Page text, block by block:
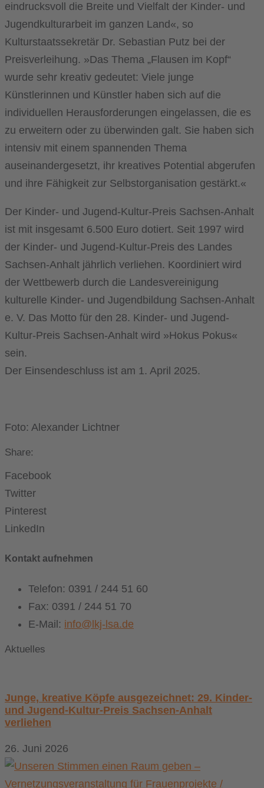
eindrucksvoll die Breite und Vielfalt der Kinder- und
Jugendkulturarbeit im ganzen Land«, so
Kulturstaatssekretär Dr. Sebastian Putz bei der
Preisverleihung. »Das Thema „Flausen im Kopf“
wurde sehr kreativ gedeutet: Viele junge
Künstlerinnen und Künstler haben sich auf die
individuellen Herausforderungen eingelassen, die es
zu erweitern oder zu überwinden galt. Sie haben sich
intensiv mit einem spannenden Thema
auseinandergesetzt, ihr kreatives Potential abgerufen
und ihre Fähigkeit zur Selbstorganisation gestärkt.«
Der Kinder- und Jugend-Kultur-Preis Sachsen-Anhalt
ist mit insgesamt 6.500 Euro dotiert. Seit 1997 wird
der Kinder- und Jugend-Kultur-Preis des Landes
Sachsen-Anhalt jährlich verliehen. Koordiniert wird
der Wettbewerb durch die Landesvereinigung
kulturelle Kinder- und Jugendbildung Sachsen-Anhalt
e. V. Das Motto für den 28. Kinder- und Jugend-
Kultur-Preis Sachsen-Anhalt wird »Hokus Pokus«
sein.
Der Einsendeschluss ist am 1. April 2025.
Foto: Alexander Lichtner
Share:
Facebook
Twitter
Pinterest
LinkedIn
Kontakt aufnehmen
Telefon: 0391 / 244 51 60
Fax: 0391 / 244 51 70
E-Mail: info@lkj-lsa.de
Aktuelles
Junge, kreative Köpfe ausgezeichnet: 29. Kinder-
und Jugend-Kultur-Preis Sachsen-Anhalt
verliehen
26. Juni 2026